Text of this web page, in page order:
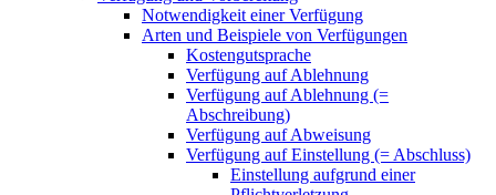
Notwendigkeit einer Verfügung
Arten und Beispiele von Verfügungen
Kostengutsprache
Verfügung auf Ablehnung
Verfügung auf Ablehnung (=
Abschreibung)
Verfügung auf Abweisung
Verfügung auf Einstellung (= Abschluss)
Einstellung aufgrund einer